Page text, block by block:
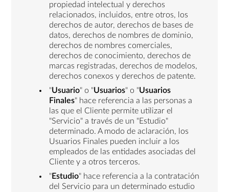
propiedad intelectual y derechos
relacionados, incluidos, entre otros, los
derechos de autor, derechos de bases de
datos, derechos de nombres de dominio,
derechos de nombres comerciales,
derechos de conocimiento, derechos de
marcas registradas, derechos de modelos,
derechos conexos y derechos de patente.
"Usuario" o "Usuarios" o "Usuarios
Finales" hace referencia a las personas a
las que el Cliente permite utilizar el
"Servicio" a través de un "Estudio"
determinado. A modo de aclaración, los
Usuarios Finales pueden incluir a los
empleados de las entidades asociadas del
Cliente y a otros terceros.
"Estudio" hace referencia a la contratación
del Servicio para un determinado estudio